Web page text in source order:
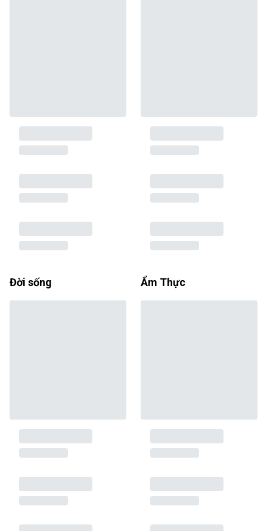
Đời sống Ẩm Thực